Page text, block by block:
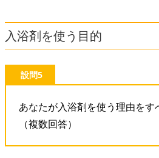
入浴剤を使う目的
設問5
あなたが入浴剤を使う理由をす
（複数回答）